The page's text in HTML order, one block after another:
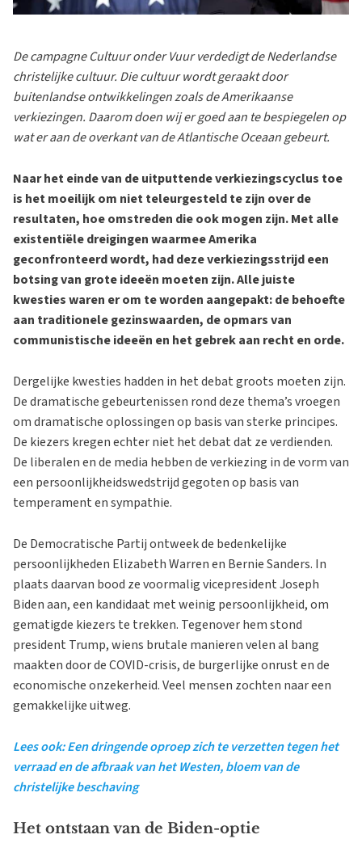
De campagne Cultuur onder Vuur verdedigt de Nederlandse
christelijke cultuur. Die cultuur wordt geraakt door
buitenlandse ontwikkelingen zoals de Amerikaanse
verkiezingen. Daarom doen wij er goed aan te bespiegelen op
wat er aan de overkant van de Atlantische Oceaan gebeurt.
Naar het einde van de uitputtende verkiezingscyclus toe
is het moeilijk om niet teleurgesteld te zijn over de
resultaten, hoe omstreden die ook mogen zijn. Met alle
existentiële dreigingen waarmee Amerika
geconfronteerd wordt, had deze verkiezingsstrijd een
botsing van grote ideeën moeten zijn. Alle juiste
kwesties waren er om te worden aangepakt: de behoefte
aan traditionele gezinswaarden, de opmars van
communistische ideeën en het gebrek aan recht en orde.
Dergelijke kwesties hadden in het debat groots moeten zijn.
De dramatische gebeurtenissen rond deze thema’s vroegen
om dramatische oplossingen op basis van sterke principes.
De kiezers kregen echter niet het debat dat ze verdienden.
De liberalen en de media hebben de verkiezing in de vorm van
een persoonlijkheidswedstrijd gegoten op basis van
temperament en sympathie.
De Democratische Partij ontweek de bedenkelijke
persoonlijkheden Elizabeth Warren en Bernie Sanders. In
plaats daarvan bood ze voormalig vicepresident Joseph
Biden aan, een kandidaat met weinig persoonlijkheid, om
gematigde kiezers te trekken. Tegenover hem stond
president Trump, wiens brutale manieren velen al bang
maakten door de COVID-crisis, de burgerlijke onrust en de
economische onzekerheid. Veel mensen zochten naar een
gemakkelijke uitweg.
Lees ook: Een dringende oproep zich te verzetten tegen het
verraad en de afbraak van het Westen, bloem van de
christelijke beschaving
Het ontstaan van de Biden-optie